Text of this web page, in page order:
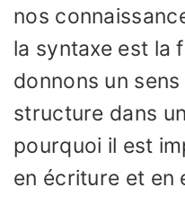
nos
la syntaxe est la
donnons un
structure dans
pourquoi il est
en écriture et en